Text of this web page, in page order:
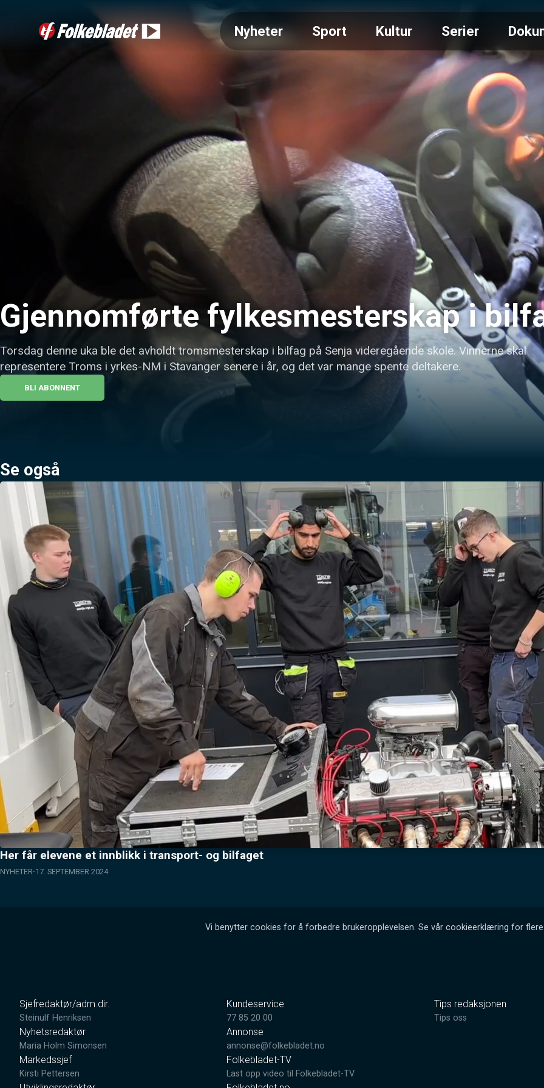
Nyheter Sport Kultur Serier
Gjennomførte fylkesmesterskap i
Torsdag denne uka ble det avholdt tromsmesterskap i bilfag på Senja videregående skole. Vinnerne skal
representere Troms i yrkes-NM i Stavanger senere i år, og det var mange spente deltakere.
BLI ABONNENT
Se også
Her får elevene et innblikk i transport- og bilfaget
NYHETER 17. SEPTEMBER 2024
Vi benytter cookies for å forbedre brukeropplevelsen. Se vår cookieerklæring for
Sjefredaktør/adm.dir.
Steinulf Henriksen
Nyhetsredaktør
Maria Holm Simonsen
Markedssjef
Kirsti Pettersen
Kundeservice
77 85 20 00
Annonse
annonse@folkebladet.no
Folkebladet-TV
Last opp video til Folkebladet-TV
Tips redaksjonen
Tips oss